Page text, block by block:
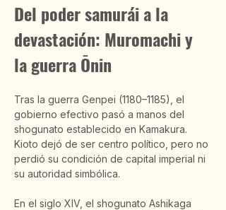
Del poder samurái a la
devastación: Muromachi y
la guerra Ōnin
Tras la guerra Genpei (1180–1185), el
gobierno efectivo pasó a manos del
shogunato establecido en Kamakura.
Kioto dejó de ser centro político, pero no
perdió su condición de capital imperial ni
su autoridad simbólica.
En el siglo XIV, el shogunato Ashikaga